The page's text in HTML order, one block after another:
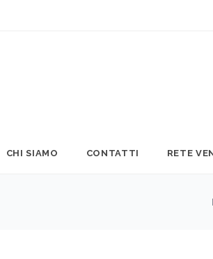
CHI SIAMO CONTATTI RETE